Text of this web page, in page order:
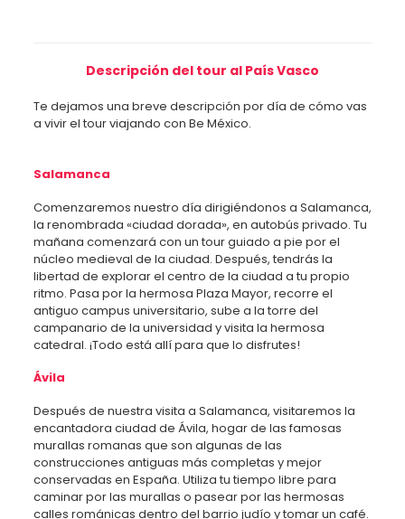
Descripción del tour al País Vasco
Te dejamos una breve descripción por día de cómo vas
a vivir el tour viajando con Be México.
Salamanca
Comenzaremos nuestro día dirigiéndonos a Salamanca,
la renombrada «ciudad dorada», en autobús privado. Tu
mañana comenzará con un tour guiado a pie por el
núcleo medieval de la ciudad. Después, tendrás la
libertad de explorar el centro de la ciudad a tu propio
ritmo. Pasa por la hermosa Plaza Mayor, recorre el
antiguo campus universitario, sube a la torre del
campanario de la universidad y visita la hermosa
catedral. ¡Todo está allí para que lo disfrutes!
Ávila
Después de nuestra visita a Salamanca, visitaremos la
encantadora ciudad de Ávila, hogar de las famosas
murallas romanas que son algunas de las
construcciones antiguas más completas y mejor
conservadas en España. Utiliza tu tiempo libre para
caminar por las murallas o pasear por las hermosas
calles románicas dentro del barrio judío y tomar un café.